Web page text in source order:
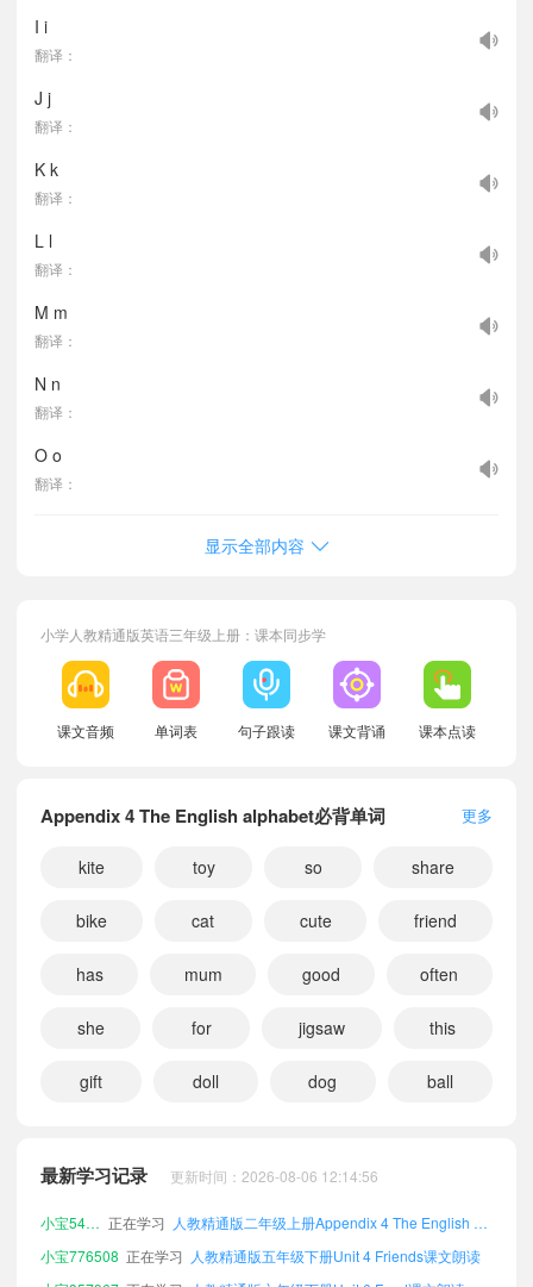
I i
翻译：
J j
翻译：
K k
翻译：
L l
翻译：
M m
翻译：
N n
翻译：
O o
翻译：
显示全部内容
小学人教精通版英语三年级上册：课本同步学
课文音频 单词表 句子跟读 课文背诵 课本点读
Appendix 4 The English alphabet必背单词 更多
kite toy so share
bike cat cute friend
has mum good often
she for jigsaw this
gift doll dog ball
最新学习记录 更新时间：2026-08-06 12:14:56
小宝178284
人教精通版二年级下册Unit 6 Food课文朗读
小宝175998
人教精通版六年级下册Revision 1课文朗读
小宝695082
正在学习
小宝546764 正在学习
人教精通版二年级上册Appendix 4 The English alphabet课文朗读
小宝776508 正在学习 人教精通版五年级下册Unit 4 Friends课文朗读